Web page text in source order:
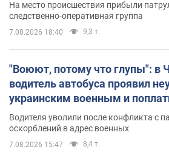
На место происшествия прибыли
следственно-оперативная группа
7.08.2026 18:40 9,3 т.
"Воюют, потому что глупы": в
водитель автобуса проявил
украинским военным и
Водителя уволили после конфликта с
оскорблений в адрес военных
7.08.2026 15:47 8,4 т.